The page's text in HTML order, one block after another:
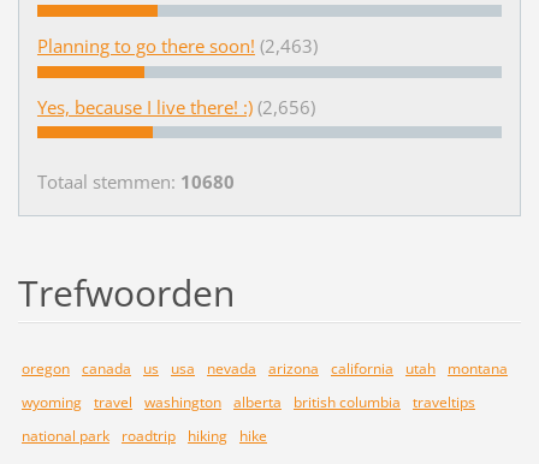
Planning to go there soon! (2,463)
Yes, because I live there! :) (2,656)
Totaal stemmen: 10680
Trefwoorden
oregon canada us usa nevada arizona california utah
montana
wyoming travel washington alberta british columbia
traveltips
national park
roadtrip hiking hike